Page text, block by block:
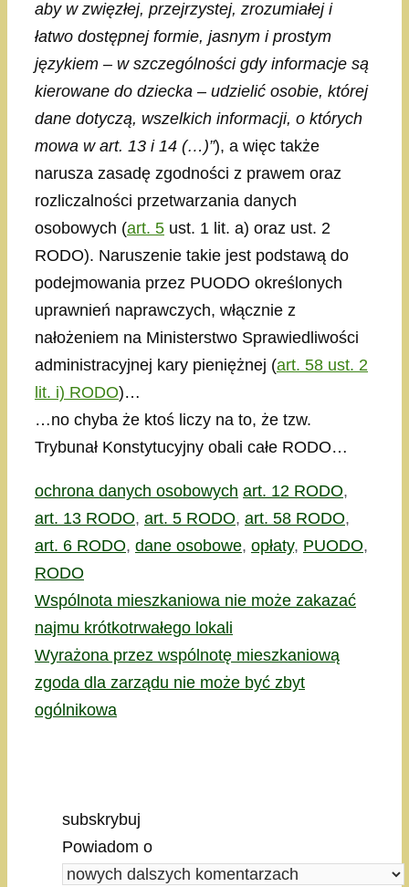
aby w zwięzłej, przejrzystej, zrozumiałej i
łatwo dostępnej formie, jasnym i prostym
językiem – w szczególności gdy informacje są
kierowane do dziecka – udzielić osobie, której
dane dotyczą, wszelkich informacji, o których
mowa w art. 13 i 14 (…)”), a więc także
narusza zasadę zgodności z prawem oraz
rozliczalności przetwarzania danych
osobowych (art. 5 ust. 1 lit. a) oraz ust. 2
RODO). Naruszenie takie jest podstawą do
podejmowania przez PUODO określonych
uprawnień naprawczych, włącznie z
nałożeniem na Ministerstwo Sprawiedliwości
administracyjnej kary pieniężnej (art. 58 ust. 2
lit. i) RODO)…
…no chyba że ktoś liczy na to, że tzw.
Trybunał Konstytucyjny obali całe RODO…
Kategorie
ochrona danych osobowych Tagi
art. 12 RODO,
art. 13 RODO, art. 5 RODO, art. 58 RODO,
art. 6 RODO, dane osobowe, opłaty, PUODO,
RODO
Wspólnota mieszkaniowa nie może zakazać
najmu krótkotrwałego lokali
Wyrażona przez wspólnotę mieszkaniową
zgoda dla zarządu nie może być zbyt
ogólnikowa
subskrybuj
Powiadom o